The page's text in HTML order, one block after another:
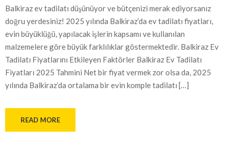
Balkiraz ev tadilatı düşünüyor ve bütçenizi merak ediyorsanız
doğru yerdesiniz! 2025 yılında Balkiraz’da ev tadilatı fiyatları,
evin büyüklüğü, yapılacak işlerin kapsamı ve kullanılan
malzemelere göre büyük farklılıklar göstermektedir. Balkiraz Ev
Tadilatı Fiyatlarını Etkileyen Faktörler Balkiraz Ev Tadilatı
Fiyatları 2025 Tahmini Net bir fiyat vermek zor olsa da, 2025
yılında Balkiraz’da ortalama bir evin komple tadilatı […]
READ MORE